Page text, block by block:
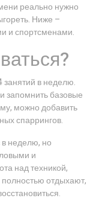
реально нужно
Ниже –
и спортсменами.
занятий в неделю.
запомнить базовые
можно добавить
спаррингов.
неделю, но
и
над техникой,
отдыхают,